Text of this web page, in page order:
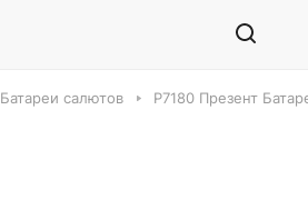
Батареи салютов Р7180 Презент